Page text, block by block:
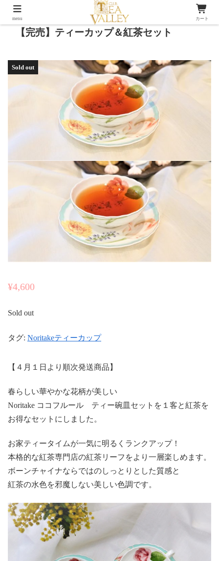
【完売】ティーカップ＆紅茶セット
Sold out
¥4,600
Sold out
タグ: Noritakeティーカップ
【４月１日より順次発送商品】
春らしい華やかな花柄が美しい
Noritake ココフルール ティー碗皿セットを１客と紅茶を
お得なセットにしました。
お家ティータイムが一気に明るくランクアップ！
本格的な紅茶専門店の紅茶リーフをより一層楽しめます。
ボーンチャイナならではのしっとりとした質感と
紅茶の水色を邪魔しない美しい色調です。
menu カート